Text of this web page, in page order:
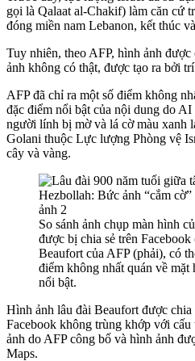
gọi là Qalaat al-Chakif) làm căn cứ
đóng miền nam Lebanon, kết thúc
Tuy nhiên, theo AFP, hình ảnh
ảnh không có thật, được tạo ra bởi
AFP đã chỉ ra một số điểm không
đặc điểm nổi bật của nội dung do
người lính bị mờ và lá cờ màu xanh
Golani thuộc Lực lượng Phòng vệ
cây và vàng.
So sánh ảnh chụp màn hình
được bị chia sẻ trên
Beaufort của AFP (phải), có
điểm không nhất quán về
nổi bật.
Hình ảnh lâu đài Beaufort được chia
Facebook không trùng khớp với
ảnh do AFP công bố và hình ảnh
Maps.